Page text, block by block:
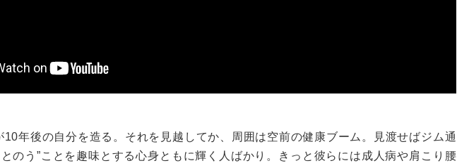
10年後の自分を造る。それを見越してか、周囲は空前の健康ブーム。見渡せばジム通
のう”ことを趣味とする心身ともに輝く人ばかり。きっと彼らには成人病や肩こり腰